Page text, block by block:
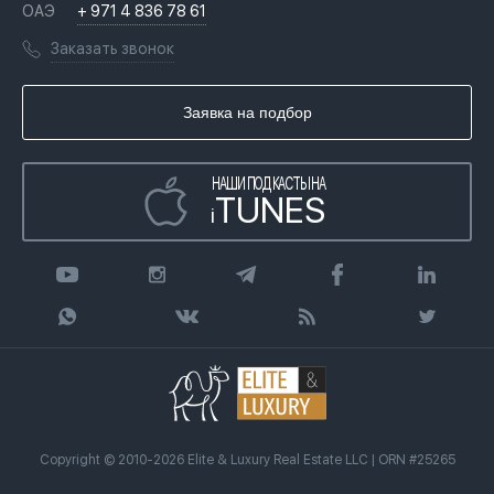
Переезд в Дубай, ОАЭ
Гражданство ОАЭ
Книги
Инфографика
Лицензии
Агентство недвижимости
ОАЭ + 971 4 836 78 61
Заказать звонок
Заявка на подбор
НАШИ ПОДКАСТЫ НА
iTUNES
Copyright © 2010-2026 Elite & Luxury Real Estate LLC | ORN #25265